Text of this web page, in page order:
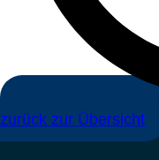
zurück zur Übersicht